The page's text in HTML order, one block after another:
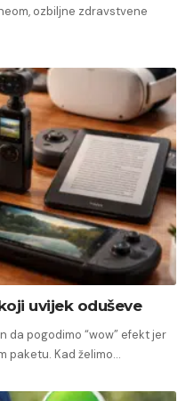
ozbiljne zdravstvene
uvijek oduševe
da pogodimo “wow” efekt jer
paketu. Kad želimo…